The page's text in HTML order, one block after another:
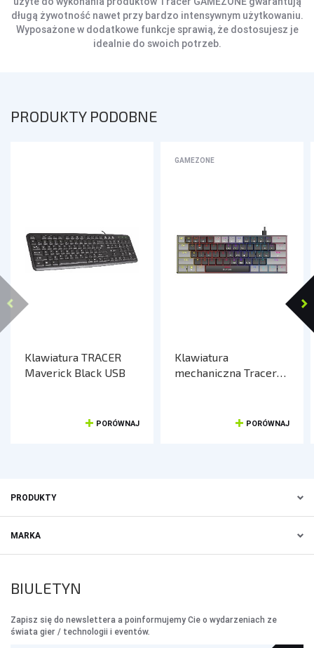
długą żywotność nawet przy bardzo intensywnym użytkowaniu.
Wyposażone w dodatkowe funkcje sprawią, że dostosujesz je
idealnie do swoich potrzeb.
PRODUKTY PODOBNE
Klawiatura TRACER
Maverick Black USB
PORÓWNAJ
GAMEZONE
Klawiatura
mechaniczna Tracer
PORÓWNAJ
PRODUKTY
MARKA
BIULETYN
Zapisz się do newslettera a poinformujemy Cie o wydarzeniach ze
świata gier / technologii i eventów.